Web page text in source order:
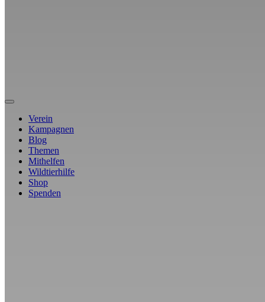
Verein
Kampagnen
Blog
Themen
Mithelfen
Wildtierhilfe
Shop
Spenden